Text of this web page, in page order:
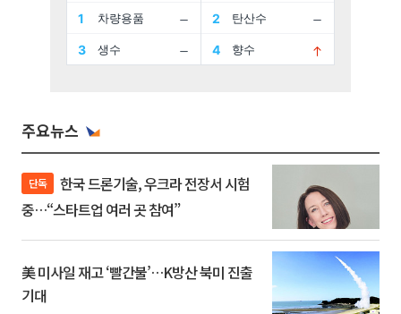
주요뉴스
단독
중…“스타트업 여러 곳 참여”
美 미사일 재고 ‘빨간불’…K방산 북미 진출
기대